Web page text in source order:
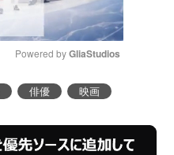
M
u
Powered by GliaStudios
俳優 映画